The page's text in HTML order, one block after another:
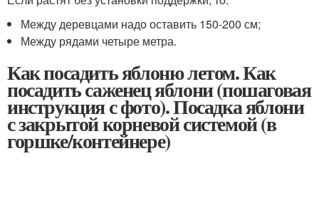
Между деревцами надо оставить 150-200 см;
Между рядами четыре метра.
Как посадить яблоню летом. Как
посадить саженец яблони (пошаговая
инструкция с фото). Посадка яблони
с закрытой корневой системой (в
горшке/контейнере)